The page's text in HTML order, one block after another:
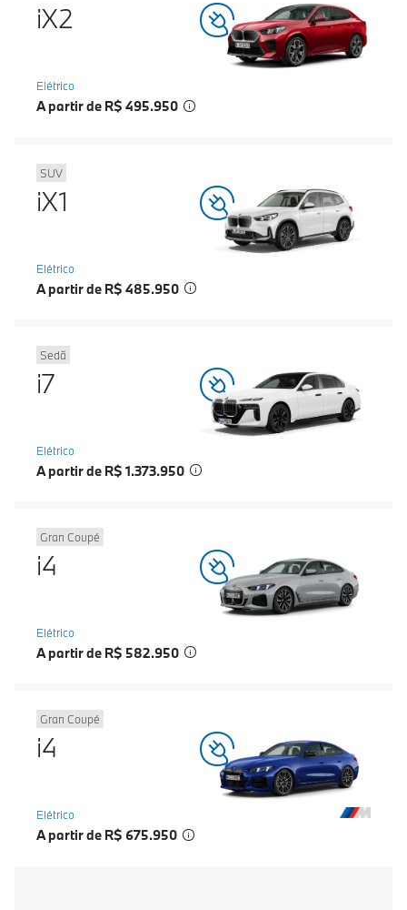
iX2
Elétrico
A partir de R$ 495.950
SUV
iX1
Elétrico
A partir de R$ 485.950
Sedã
i7
Elétrico
A partir de R$ 1.373.950
Gran Coupé
i4
Elétrico
A partir de R$ 582.950
Gran Coupé
i4
Elétrico
A partir de R$ 675.950